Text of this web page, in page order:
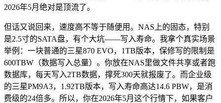
2026年5月绝对是顶流了。
但话又说回来，速度高不等于随便用。NAS上的固态，特别
是2.5寸的SATA盘，有个大坑——写入寿命。我拿个真实场景
举例：一块普通的三星870 EVO，1TB版本，保修写的限制是
600TBW（数据写入总量）。你放在NAS里做文件共享或者跑
数据库，每天写入2TB数据，撑死300天就报废了。而企业级
的三星PM9A3，1.92TB版本，写入寿命高达14.6 PBW，是消
费级的24倍多。所以，你在2026年5月这个行情下，如果客户